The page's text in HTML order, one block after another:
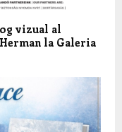
vizual al
la Galeria